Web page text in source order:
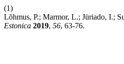
(1)
Lõhmus, P.; Marmor, L.; Jüriado, I.;
Estonica 2019, 56, 63-76.